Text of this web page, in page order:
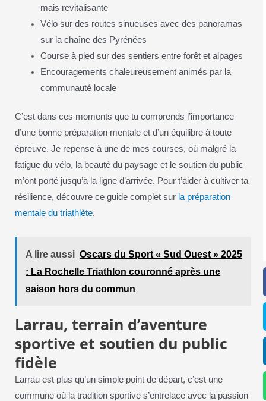
mais revitalisante
Vélo sur des routes sinueuses avec des panoramas
sur la chaîne des Pyrénées
Course à pied sur des sentiers entre forêt et alpages
Encouragements chaleureusement animés par la
communauté locale
C’est dans ces moments que tu comprends l’importance
d’une bonne préparation mentale et d’un équilibre à toute
épreuve. Je repense à une de mes courses, où malgré la
fatigue du vélo, la beauté du paysage et le soutien du public
m’ont porté jusqu’à la ligne d’arrivée. Pour t’aider à cultiver ta
résilience, découvre ce guide complet sur la préparation
mentale du triathlète.
A lire aussi Oscars du Sport « Sud Ouest » 2025
: La Rochelle Triathlon couronné après une
saison hors du commun
Larrau, terrain d’aventure
sportive et soutien du public
fidèle
Larrau est plus qu’un simple point de départ, c’est une
commune où la tradition sportive s’entrelace avec la passion